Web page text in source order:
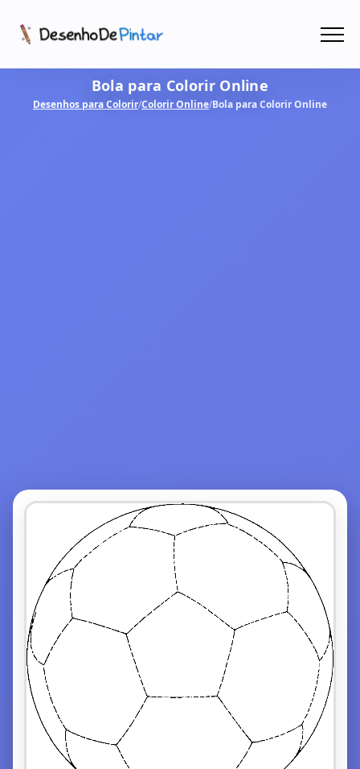
Coletâneas de Desenhos - PDF
Bola para Colorir Online
Desenhos para Colorir/Colorir Online/Bola para Colorir Online